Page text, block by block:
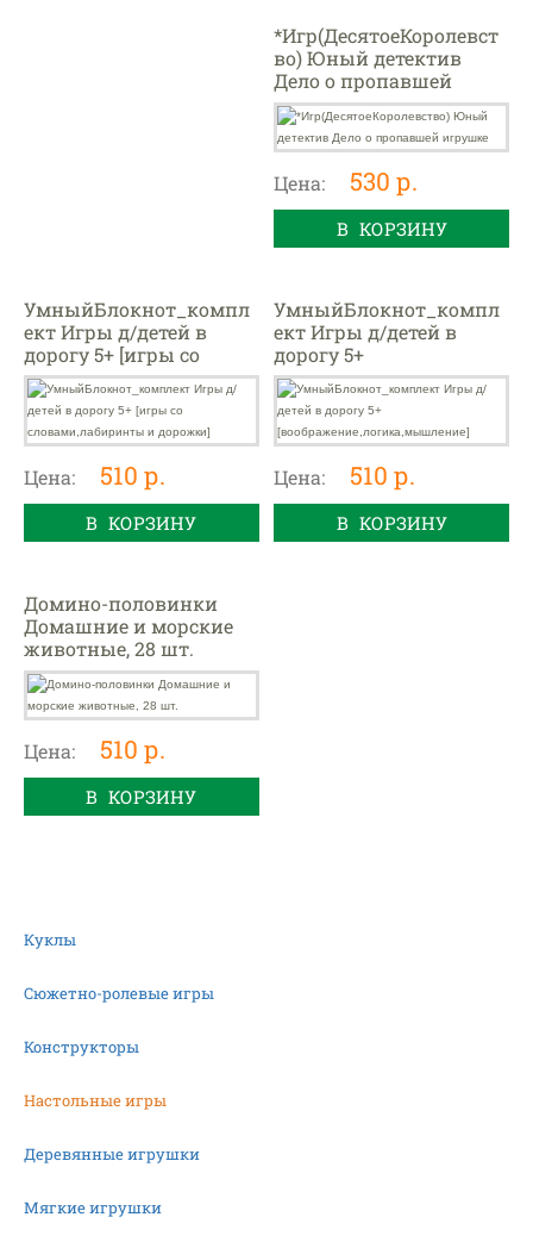
*Игр(ДесятоеКоролевст
во) Юный детектив
Дело о пропавшей
игрушке
Цена: 530 р.
В КОРЗИНУ
УмныйБлокнот_компл
ект Игры д/детей в
дорогу 5+ [игры со
словами,лабиринты и
дорожки]
Цена: 510 р.
В КОРЗИНУ
УмныйБлокнот_компл
ект Игры д/детей в
дорогу 5+
[воображение,логика,м
ышление]
Цена: 510 р.
В КОРЗИНУ
Домино-половинки
Домашние и морские
животные, 28 шт.
Цена: 510 р.
В КОРЗИНУ
Куклы
Сюжетно-ролевые игры
Конструкторы
Настольные игры
Деревянные игрушки
Мягкие игрушки